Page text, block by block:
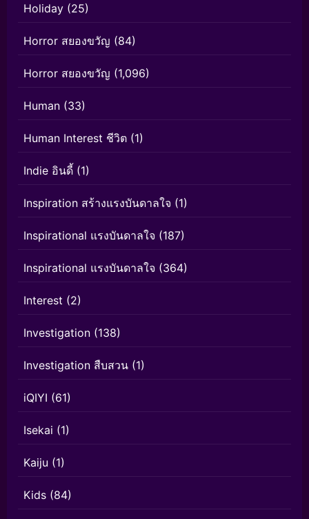
Holiday (25)
Horror สยองขวัญ (84)
Horror สยองขวัญ (1,096)
Human (33)
Human Interest ชีวิต (1)
Indie อินดี้ (1)
Inspiration สร้างแรงบันดาลใจ (1)
Inspirational แรงบันดาลใจ (187)
Inspirational แรงบันดาลใจ (364)
Interest (2)
Investigation (138)
Investigation สืบสวน (1)
iQIYI (61)
Isekai (1)
Kaiju (1)
Kids (84)